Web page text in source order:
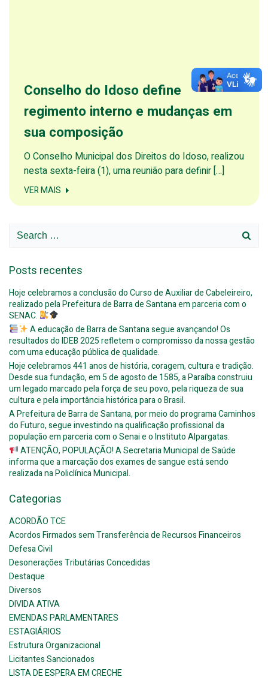
Conselho do Idoso define
regimento interno e mudanças em
sua composição
O Conselho Municipal dos Direitos do Idoso, realizou
nesta sexta-feira (1), uma reunião para definir […]
VER MAIS
Search
Posts recentes
Hoje celebramos a conclusão do Curso de Auxiliar de Cabeleireiro,
realizado pela Prefeitura de Barra de Santana em parceria com o
SENAC.
A educação de Barra de Santana segue avançando! Os
resultados do IDEB 2025 refletem o compromisso da nossa gestão
com uma educação pública de qualidade.
Hoje celebramos 441 anos de história, coragem, cultura e tradição.
Desde sua fundação, em 5 de agosto de 1585, a Paraíba construiu
um legado marcado pela força de seu povo, pela riqueza de sua
cultura e pela importância histórica para o Brasil.
A Prefeitura de Barra de Santana, por meio do programa Caminhos
do Futuro, segue investindo na qualificação profissional da
população em parceria com o Senai e o Instituto Alpargatas.
ATENÇÃO, POPULAÇÃO! A Secretaria Municipal de Saúde
informa que a marcação dos exames de sangue está sendo
realizada na Policlínica Municipal.
Categorias
ACORDÃO TCE
Acordos Firmados sem Transferência de Recursos Financeiros
Defesa Civil
Desonerações Tributárias Concedidas
Destaque
Diversos
DIVIDA ATIVA
EMENDAS PARLAMENTARES
ESTAGIÁRIOS
Estrutura Organizacional
Licitantes Sancionados
LISTA DE ESPERA EM CRECHE